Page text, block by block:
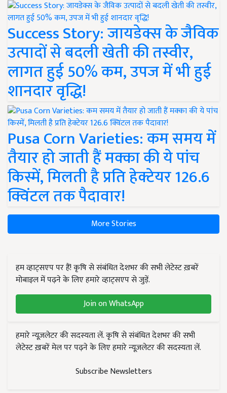
Success Story: जायडेक्स के जैविक
उत्पादों से बदली खेती की तस्वीर,
लागत हुई 50% कम, उपज में भी हुई
शानदार वृद्धि!
Pusa Corn Varieties: कम समय में
तैयार हो जाती हैं मक्का की ये पांच
किस्में, मिलती है प्रति हेक्टेयर 126.6
क्विंटल तक पैदावार!
More Stories
हम व्हाट्सएप पर हैं! कृषि से संबंधित देशभर की सभी लेटेस्ट ख़बरें
मोबाइल में पढ़ने के लिए हमारे व्हाट्सएप से जुड़ें.
Join on WhatsApp
हमारे न्यूज़लेटर की सदस्यता लें. कृषि से संबंधित देशभर की सभी
लेटेस्ट ख़बरें मेल पर पढ़ने के लिए हमारे न्यूज़लेटर की सदस्यता लें.
Subscribe Newsletters